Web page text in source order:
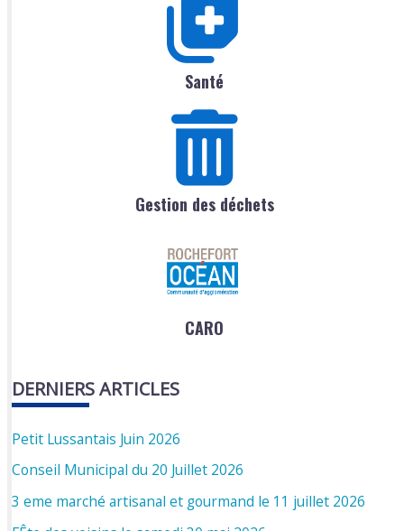
Santé
Gestion des déchets
CARO
DERNIERS ARTICLES
Petit Lussantais Juin 2026
Conseil Municipal du 20 Juillet 2026
3 eme marché artisanal et gourmand le 11 juillet 2026